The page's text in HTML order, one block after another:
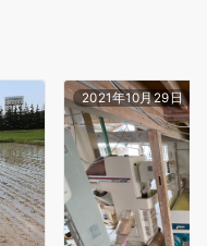
2021年10月29日